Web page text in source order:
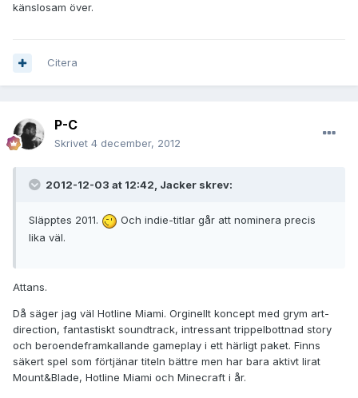
känslosam över.
Citera
P-C
Skrivet 4 december, 2012
2012-12-03 at 12:42, Jacker skrev:
Släpptes 2011.
Och indie-titlar går att nominera precis
lika väl.
Attans.
Då säger jag väl Hotline Miami. Orginellt koncept med grym art-
direction, fantastiskt soundtrack, intressant trippelbottnad story
och beroendeframkallande gameplay i ett härligt paket. Finns
säkert spel som förtjänar titeln bättre men har bara aktivt lirat
Mount&Blade, Hotline Miami och Minecraft i år.